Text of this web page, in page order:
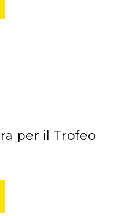
per il Trofeo